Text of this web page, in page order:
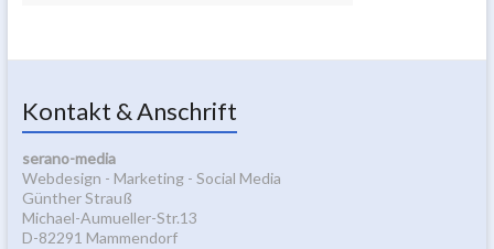
Kontakt & Anschrift
serano-media
Webdesign - Marketing - Social Media
Günther Strauß
Michael-Aumueller-Str.13
D-82291 Mammendorf